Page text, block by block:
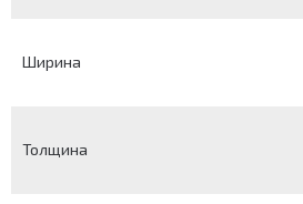
Ширина
Толщина